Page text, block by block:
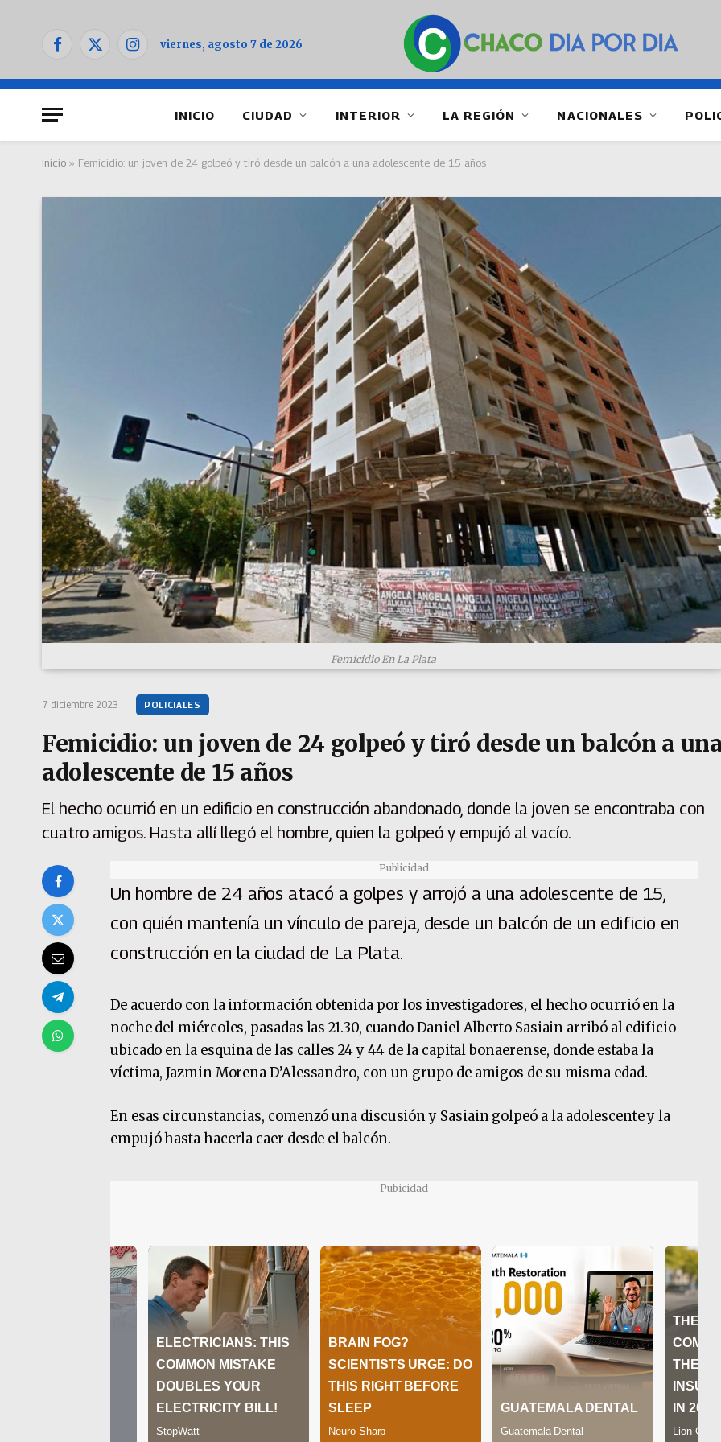
Facebook
X
Instagramviernes, agosto 7 de 2026
INICIO CIUDAD INTERIOR LA REGIÓN NACIONALES
Inicio » Femicidio: un joven de 24 golpeó y tiró desde un balcón a una adolescente de 15 años
7 diciembre 2023 POLICIALES
Femicidio: un joven de 24 golpeó y tiró desde un balcón a
adolescente de 15 años
El hecho ocurrió en un edificio en construcción abandonado, donde la joven se encontraba con
cuatro amigos. Hasta allí llegó el hombre, quien la golpeó y empujó al vacío.
Femicidio En La Plata
Publicidad
Un hombre de 24 años atacó a golpes y arrojó a una adolescente de 15,
con quién mantenía un vínculo de pareja, desde un balcón de un edificio en
construcción en la ciudad de La Plata.
De acuerdo con la información obtenida por los investigadores, el hecho ocurrió en la
noche del miércoles, pasadas las 21.30, cuando Daniel Alberto Sasiain arribó al edificio
ubicado en la esquina de las calles 24 y 44 de la capital bonaerense, donde estaba la
víctima, Jazmin Morena D’Alessandro, con un grupo de amigos de su misma edad.
En esas circunstancias, comenzó una discusión y Sasiain golpeó a la adolescente y la
empujó hasta hacerla caer desde el balcón.
Pubicidad